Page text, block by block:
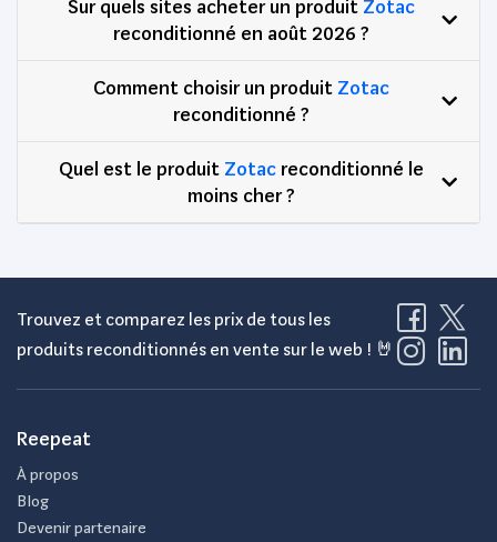
Sur quels sites acheter un produit Zotac
reconditionné en août 2026 ?
Comment choisir un produit Zotac
reconditionné ?
Quel est le produit Zotacreconditionné le
moins cher ?
Trouvez et comparez les prix de tous les
produits reconditionnés en vente sur le web ! 🤘
Reepeat
À propos
Blog
Devenir partenaire